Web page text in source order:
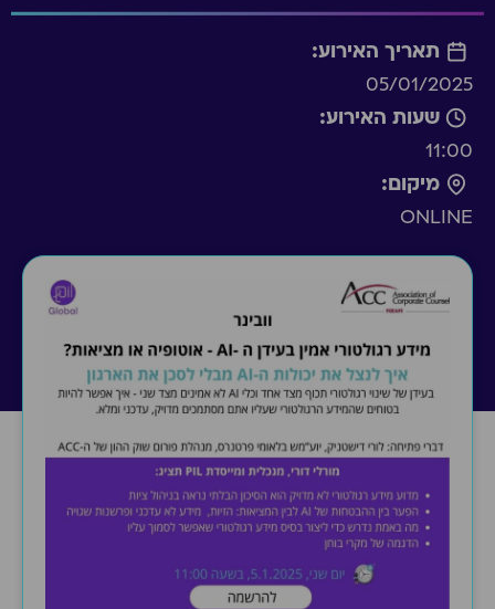
תאריך האירוע:
05/01/2025
שעות האירוע:
11:00
מיקום:
ONLINE